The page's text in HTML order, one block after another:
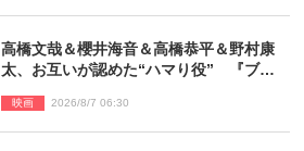
高橋文哉＆櫻井海音＆高橋恭平＆野村康
太、お互いが認めた“ハマり役” 『ブル
映画 2026/8/7 06:30